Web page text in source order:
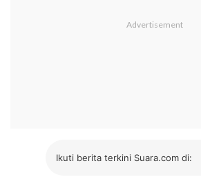
Ikuti berita terkini Suara.com di: